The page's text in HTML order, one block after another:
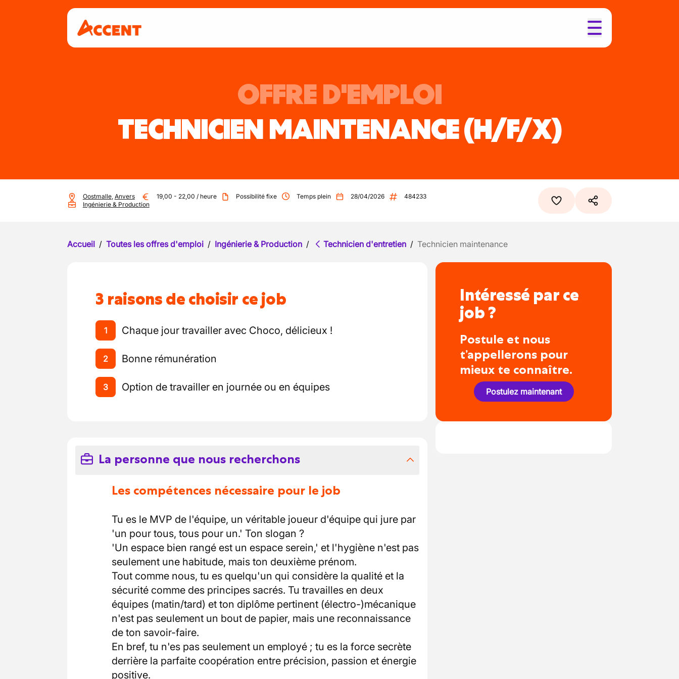
OFFRE D'EMPLOI
TECHNICIEN MAINTENANCE(H/F/X)
Oostmalle, Anvers 19,00 - 22,00 / heure Possibilité fixe Temps plein 28/04/2026
484233
Ingénierie & Production
Accueil / Toutes les offres d'emploi / Ingénierie & Production / Technicien d'entretien / Technicien maintenance
3 raisons de choisir ce job
1 Chaque jour travailler avec Choco, délicieux !
2 Bonne rémunération
3 Option de travailler en journée ou en équipes
La personne que nous recherchons
Les compétences nécessaire pour le job
Tu es le MVP de l'équipe, un véritable joueur d'équipe qui jure par
'un pour tous, tous pour un.' Ton slogan ?
'Un espace bien rangé est un espace serein,' et l'hygiène n'est pas
seulement une habitude, mais ton deuxième prénom.
Tout comme nous, tu es quelqu'un qui considère la qualité et la
sécurité comme des principes sacrés. Tu travailles en deux
équipes (matin/tard) et ton diplôme pertinent (électro-)mécanique
n'est pas seulement un bout de papier, mais une reconnaissance
de ton savoir-faire.
En bref, tu n'es pas seulement un employé ; tu es la force secrète
derrière la parfaite coopération entre précision, passion et énergie
positive.
Intéressé par ce
job ?
Postule et nous
t’appellerons pour
mieux te connaître.
Postulez maintenant